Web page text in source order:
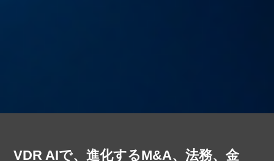
VDR AIで、進化するM&A、法務、金